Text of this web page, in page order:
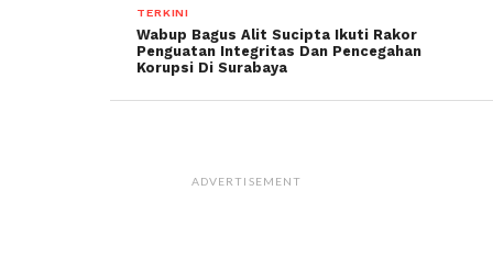
TERKINI
Wabup Bagus Alit Sucipta Ikuti Rakor
Penguatan Integritas Dan Pencegahan
Korupsi Di Surabaya
ADVERTISEMENT